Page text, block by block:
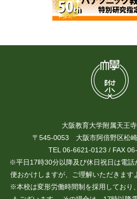
大阪教育大学附属天王
〒545-0053 大阪市阿倍野区松
TEL 06-6621-0123 / FAX
※平日17時30分以降及び休日祝日は電話
便おかけしますが、ご理解いただきます
※本校は変形労働時間制を採用しており